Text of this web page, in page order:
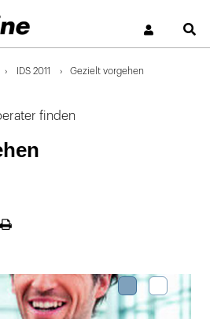
IDS 2011 Gezielt vorgehen
finden
Seite